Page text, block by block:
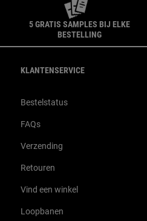
5 GRATIS SAMPLES BIJ ELKE
BESTELLING
KLANTENSERVICE
Bestelstatus
FAQs
Verzending
Retouren
Vind een winkel
Loopbanen